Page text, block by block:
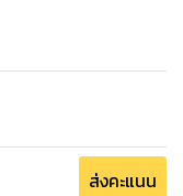
พร้อม เธอจะยอม
มหน้าลงไปหยอกเย้า
ะแต่งงานกับคุณแท่ง
องไห้ขึ้นมาด้วยความ
ส่งคะแนน